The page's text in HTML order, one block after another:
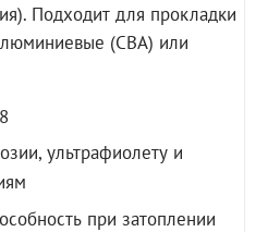
Подходит для прокладки
(СВА) или
ультрафиолету и
при затоплении